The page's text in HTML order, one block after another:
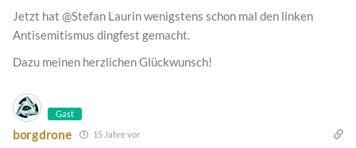
Jetzt hat @Stefan Laurin wenigstens schon mal den linken
Antisemitismus dingfest gemacht.
Dazu meinen herzlichen Glückwunsch!
Gast
borgdrone 15 Jahre vor